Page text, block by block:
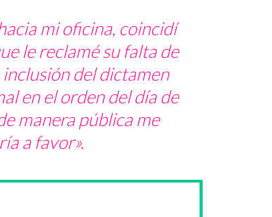
mi oficina, coincidí
le reclamé su falta de
del dictamen
en el orden del día de
manera pública me
a favor».